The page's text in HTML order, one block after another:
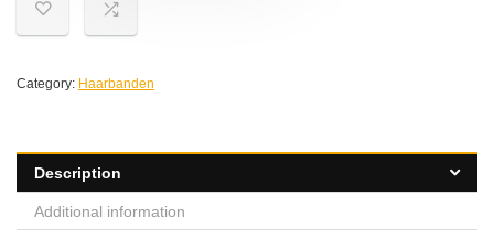
Category: Haarbanden
Description
Additional information